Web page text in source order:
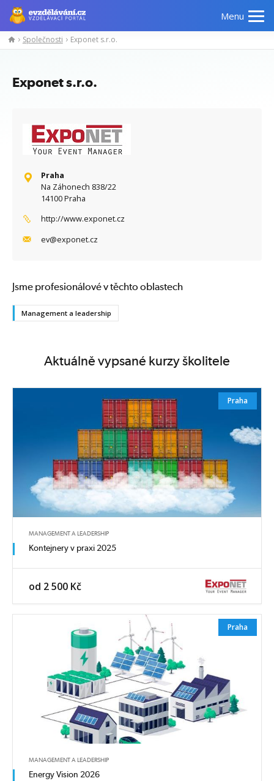
Menu
Manažerské
Společnosti Exponet s.r.o.
Exponet s.r.o.
Praha
Na Záhonech 838/22
14100 Praha
http://www.exponet.cz
ev@exponet.cz
Jsme profesionálové v těchto oblastech
Management a leadership
Aktuálně vypsané kurzy školitele
Praha
MANAGEMENT A LEADERSHIP
Kontejnery v praxi 2025
od 2 500 Kč
Praha
MANAGEMENT A LEADERSHIP
Energy Vision 2026